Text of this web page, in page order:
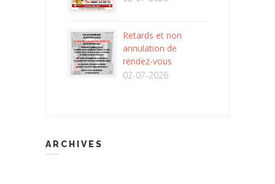
Retards et non
annulation de
rendez-vous
02-07-2026
ARCHIVES